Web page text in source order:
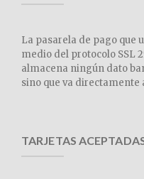
La pasarela de pago que
medio del protocolo SSL
almacena ningún dato
sino que va directamente
TARJETAS